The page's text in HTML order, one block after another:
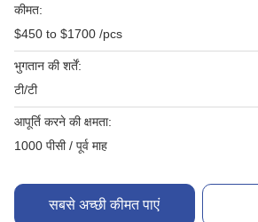
कीमत:
$450 to $1700 /pcs
भुगतान की शर्तें:
टी/टी
आपूर्ति करने की क्षमता:
1000 पीसी / पूर्व माह
सबसे अच्छी कीमत पाएं